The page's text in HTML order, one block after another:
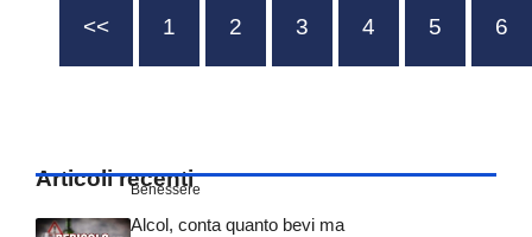
<< 1 2 3 4 5 6
Articoli recenti
Benessere
Alcol, conta quanto bevi ma